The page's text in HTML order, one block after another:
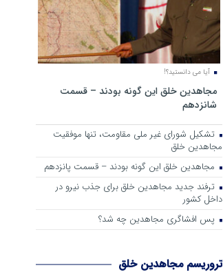
آیا می دانستید؟!
مجاهدین خلق این گونه بودند – قسمت
شانزدهم
تشکیل شورای غیر ملی مقاومت، تنها موفقیت
مجاهدین خلق
مجاهدین خلق این گونه بودند – قسمت پانزدهم
ترفند جدید مجاهدین خلق برای جذب نیرو در
داخل کشور
پس افشاگری مجاهدین چه شد؟
تروریسم مجاهدین خلق